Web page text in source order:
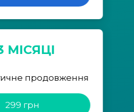
МІСЯЦІ
продовження
299 грн